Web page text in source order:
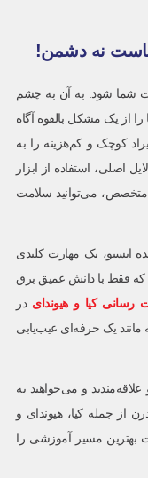
نه دشمن!
شما شود. به آن به چشم
از یک مشکل بالقوه آگاه
کوچک و کم‌هزینه را به
اصلی، استفاده از ابزار
متخصص، می‌توانید سلامت
ایسیو، یک مهارت کلیدی
که فقط با دانش عمیق برق
کیا و هیوندای در
مانند یک حرفه‌ای عیب‌یابی
و می‌خواهید به
از جمله کیا، هیوندای و
بهترین مسیر آموزشی را